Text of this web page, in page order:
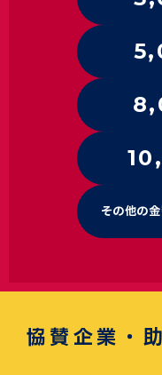
その他の
協賛企業・